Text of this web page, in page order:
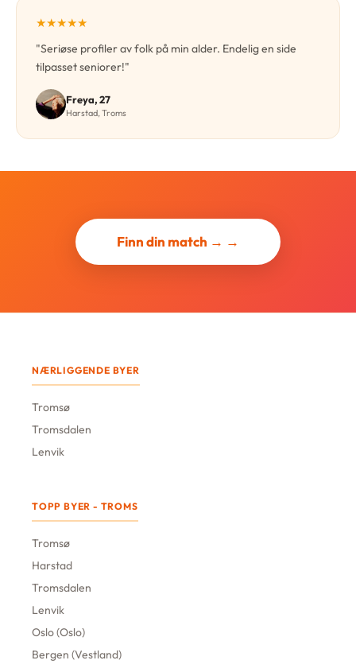
★★★★★
"Seriøse profiler av folk på min alder. Endelig en side
tilpasset seniorer!"
Freya, 27
Harstad, Troms
Finn din match → →
NÆRLIGGENDE BYER
Tromsø
Tromsdalen
Lenvik
TOPP BYER - TROMS
Tromsø
Harstad
Tromsdalen
Lenvik
Oslo (Oslo)
Bergen (Vestland)